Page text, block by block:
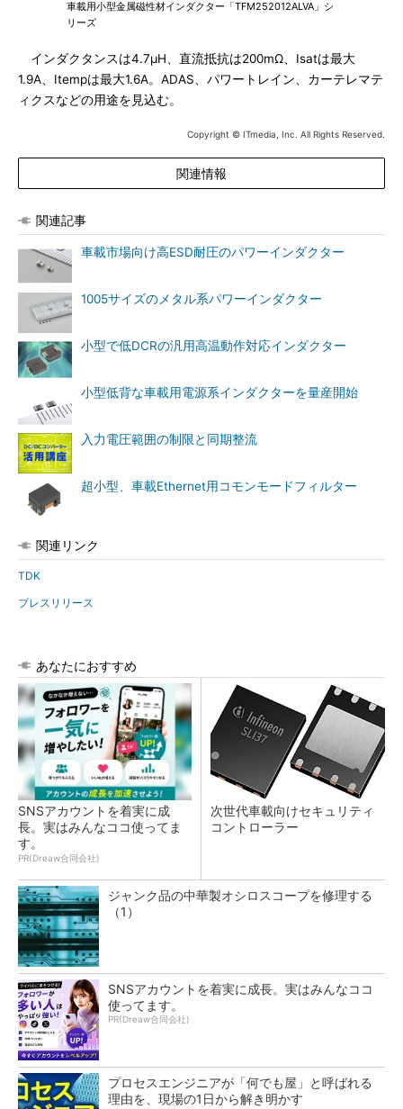
車載用小型金属磁性材インダクター「TFM252012ALVA」シ
リーズ
インダクタンスは4.7μH、直流抵抗は200mΩ、Isatは最大
1.9A、Itempは最大1.6A。ADAS、パワートレイン、カーテレマテ
ィクスなどの用途を見込む。
Copyright © ITmedia, Inc. All Rights Reserved.
関連情報
関連記事
車載市場向け高ESD耐圧のパワーインダクター
1005サイズのメタル系パワーインダクター
小型で低DCRの汎用高温動作対応インダクター
小型低背な車載用電源系インダクターを量産開始
入力電圧範囲の制限と同期整流
超小型、車載Ethernet用コモンモードフィルター
関連リンク
TDK
プレスリリース
あなたにおすすめ
SNSアカウントを着実に成
長。実はみんなココ使ってま
す。
PR(Dreaw合同会社)
次世代車載向けセキュリティ
コントローラー
ジャンク品の中華製オシロスコープを修理する
（1）
SNSアカウントを着実に成長。実はみんなココ
使ってます。
PR(Dreaw合同会社)
プロセスエンジニアが「何でも屋」と呼ばれる
理由を、現場の1日から解き明かす